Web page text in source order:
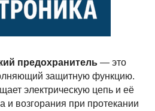
предохранитель — это
защитную функцию.
электрическую цепь и её
и возгорания при протекании